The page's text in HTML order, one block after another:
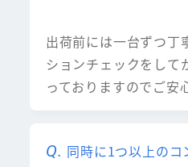
出荷前には一台ずつ丁
ションチェックをして
っておりますのでご安
同時に1つ以上のコ